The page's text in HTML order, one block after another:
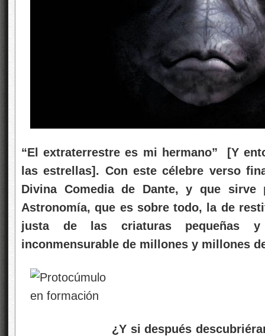
“El extraterrestre es mi hermano” [Y
las estrellas]. Con este célebre verso
Divina Comedia de Dante, y que
Astronomía, que es sobre todo, la de
justa de las criaturas pequeñas
inconmensurable de millones y millones
¿Y si después descubriéramos